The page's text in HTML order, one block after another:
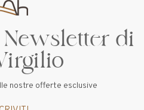
di
nostre offerte esclusive